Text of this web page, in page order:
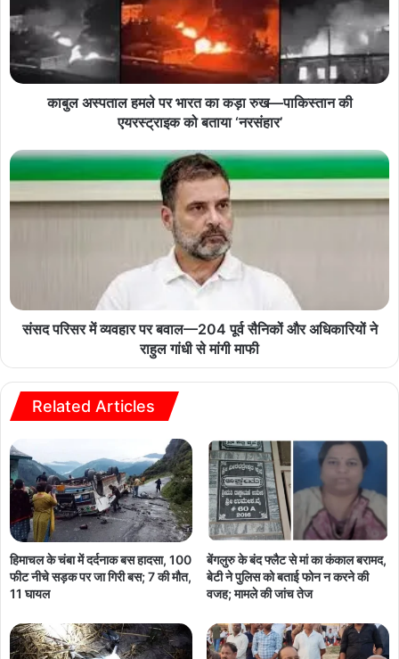
काबुल अस्पताल हमले पर भारत का कड़ा रुख—पाकिस्तान की
एयरस्ट्राइक को बताया ‘नरसंहार’
संसद परिसर में व्यवहार पर बवाल—204 पूर्व सैनिकों और अधिकारियों ने
राहुल गांधी से मांगी माफी
Related Articles
हिमाचल के चंबा में दर्दनाक बस हादसा, 100
फीट नीचे सड़क पर जा गिरी बस; 7 की मौत,
11 घायल
बेंगलुरु के बंद फ्लैट से मां का कंकाल बरामद,
बेटी ने पुलिस को बताई फोन न करने की
वजह; मामले की जांच तेज